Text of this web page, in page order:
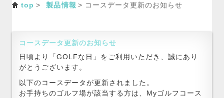
top 製品情報 コースデータ更新のお知らせ
コースデータ更新のお知らせ
日頃より「GOLFな日」をご利用いただき、誠にあり
がとうございます。
以下のコースデータが更新されました。
お手持ちのゴルフ場が該当する方は、Myゴルフコース